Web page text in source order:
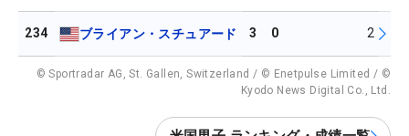
234 ブライアン・スチュアード 3 0 2
© Sportradar AG, St. Gallen, Switzerland / © Enetpulse Limited / ©
Kyodo News Digital Co., Ltd.